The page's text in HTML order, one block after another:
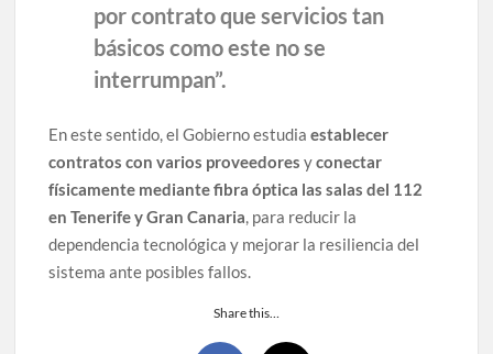
por contrato que servicios tan
básicos como este no se
interrumpan”.
En este sentido, el Gobierno estudiaestablecer
contratos con varios proveedores yconectar
físicamente mediante fibra óptica las salas del 112
en Tenerife y Gran Canaria, para reducir la
dependencia tecnológica y mejorar la resiliencia del
sistema ante posibles fallos.
Share this…